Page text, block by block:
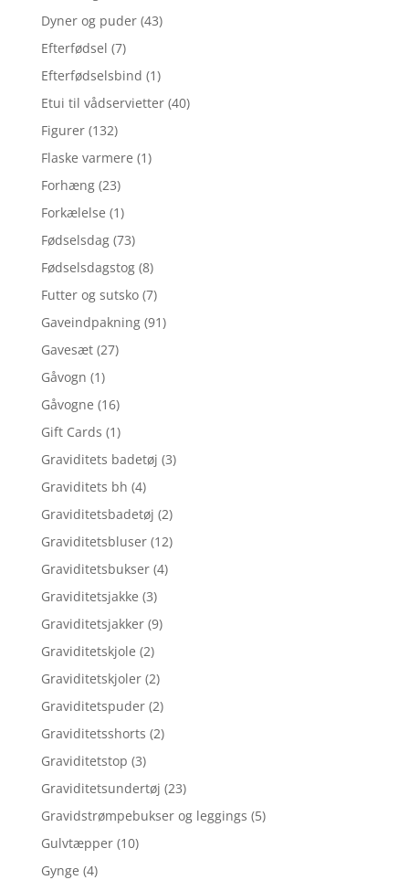
Dyner og puder (43)
Efterfødsel (7)
Efterfødselsbind (1)
Etui til vådservietter (40)
Figurer (132)
Flaske varmere (1)
Forhæng (23)
Forkælelse (1)
Fødselsdag (73)
Fødselsdagstog (8)
Futter og sutsko (7)
Gaveindpakning (91)
Gavesæt (27)
Gåvogn (1)
Gåvogne (16)
Gift Cards (1)
Graviditets badetøj (3)
Graviditets bh (4)
Graviditetsbadetøj (2)
Graviditetsbluser (12)
Graviditetsbukser (4)
Graviditetsjakke (3)
Graviditetsjakker (9)
Graviditetskjole (2)
Graviditetskjoler (2)
Graviditetspuder (2)
Graviditetsshorts (2)
Graviditetstop (3)
Graviditetsundertøj (23)
Gravidstrømpebukser og leggings (5)
Gulvtæpper (10)
Gynge (4)